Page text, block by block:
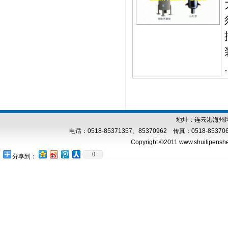
地址：连云港海
电话：0518-85371357、85370962 传真：0518-
Copyright ©2011
分享到：
0